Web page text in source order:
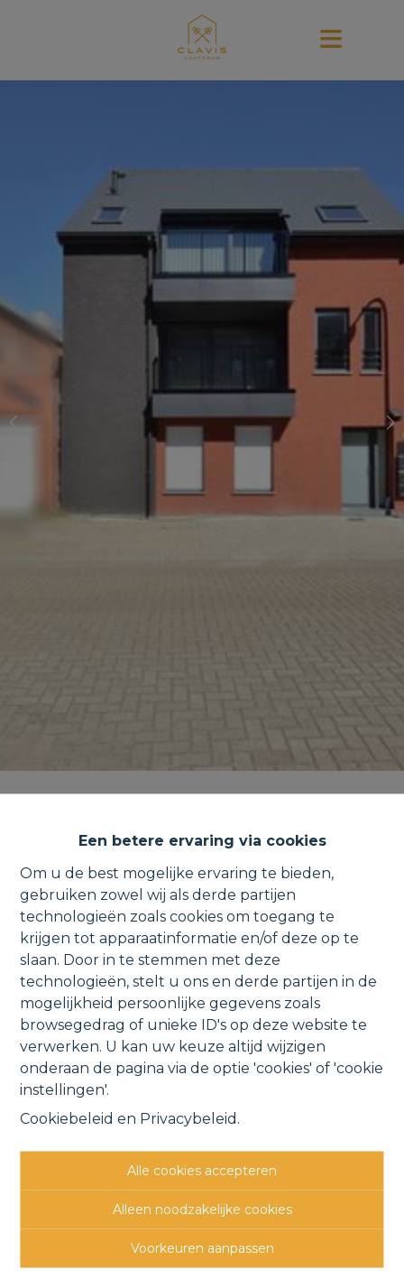
Een betere ervaring via cookies
Om u de best mogelijke ervaring te bieden,
gebruiken zowel wij als derde partijen
technologieën zoals cookies om toegang te
krijgen tot apparaatinformatie en/of deze op te
slaan. Door in te stemmen met deze
technologieën, stelt u ons en derde partijen in de
mogelijkheid persoonlijke gegevens zoals
browsegedrag of unieke ID's op deze website te
verwerken. U kan uw keuze altijd wijzigen
onderaan de pagina via de optie 'cookies' of 'cookie
instellingen'.
Cookiebeleid en Privacybeleid .
Alle cookies accepteren
Alleen noodzakelijke cookies
Voorkeuren aanpassen
Energiezuinig nieuwbouwapp.
met zolder, terras en parking.
Hoogstraat 46 0201, 2830 Tisselt
VERHUURD
Vorige Lijst Volgende
Andere interessante
panden